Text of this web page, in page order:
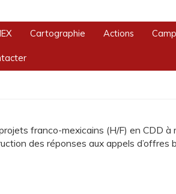
Cartographie Actions
(CDD)
franco-mexicains (H/F) en CDD
des réponses aux appels d’offres